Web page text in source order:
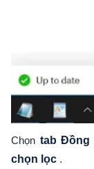
Chọn tab Đồng
chọn lọc .